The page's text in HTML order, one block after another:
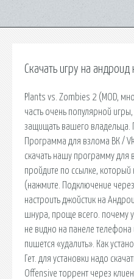
Скачать игру на андроид
Plants vs. Zombies 2 (MOD,
часть очень популярной
защищать вашего владельца.
Программа для взлома ВК /
скачать нашу программу для
пройдите по ссылке, который
(нажмите. Подключение
настроить джойстик на
шнура, проще всего. почему
не видно на панеле телефона
пишется «удалить». Как
Гет. для установки надо
Offensive торрент через